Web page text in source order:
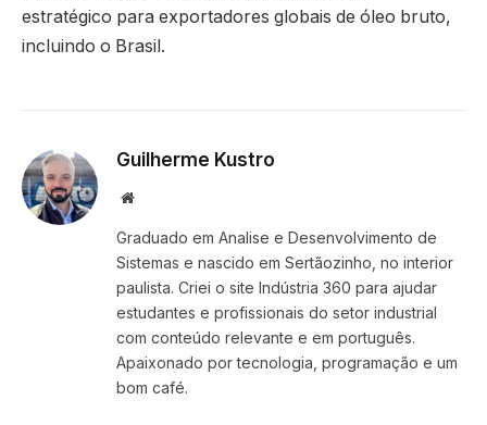
estratégico para exportadores globais de óleo bruto,
incluindo o Brasil.
Guilherme Kustro
Website
Graduado em Analise e Desenvolvimento de
Sistemas e nascido em Sertãozinho, no interior
paulista. Criei o site Indústria 360 para ajudar
estudantes e profissionais do setor industrial
com conteúdo relevante e em português.
Apaixonado por tecnologia, programação e um
bom café.